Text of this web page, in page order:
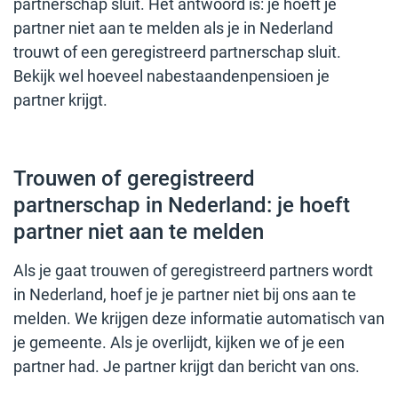
partnerschap sluit. Het antwoord is: je hoeft je
partner niet aan te melden als je in Nederland
trouwt of een geregistreerd partnerschap sluit.
Bekijk wel hoeveel nabestaandenpensioen je
partner krijgt.
Trouwen of geregistreerd
partnerschap in Nederland: je hoeft
partner niet aan te melden
Als je gaat trouwen of geregistreerd partners wordt
in Nederland, hoef je je partner niet bij ons aan te
melden. We krijgen deze informatie automatisch van
je gemeente. Als je overlijdt, kijken we of je een
partner had. Je partner krijgt dan bericht van ons.